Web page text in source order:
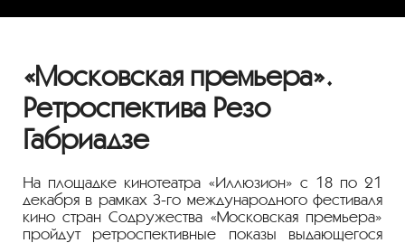
«Московская премьера».
Ретроспектива Резо
Габриадзе
На площадке кинотеатра «Иллюзион» с 18 по 21
декабря в рамках 3-го международного фестиваля
кино стран Содружества «Московская премьера»
пройдут ретроспективные показы выдающегося